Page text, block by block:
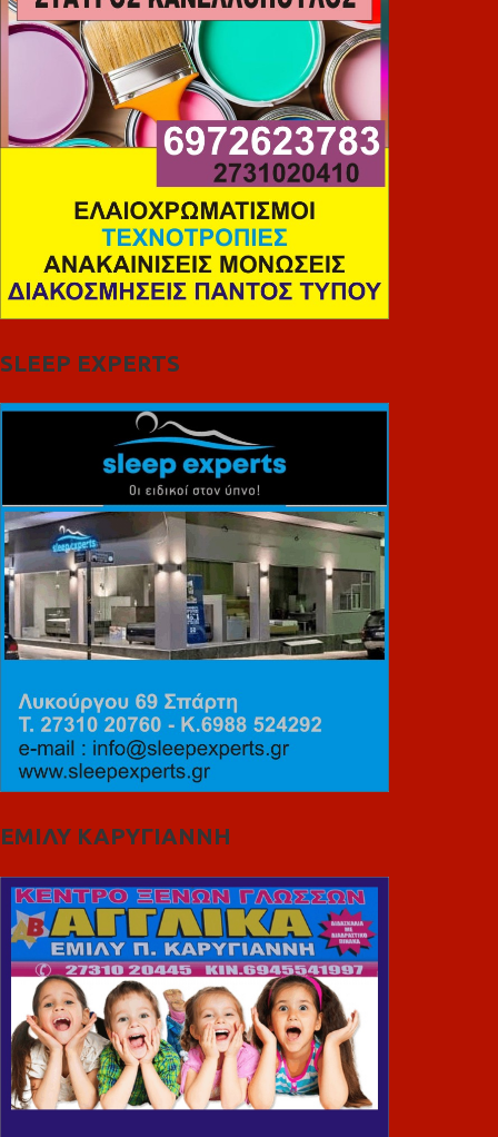
SLEEP EXPERTS
ΕΜΙΛΥ ΚΑΡΥΓΙΑΝΝΗ